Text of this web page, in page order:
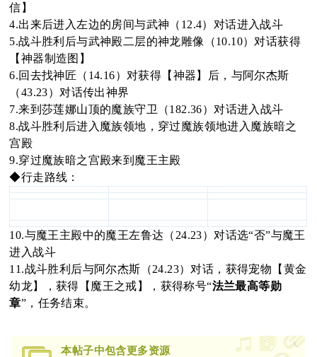
oa
rd
信】
4.出来后进入左边的房间与武神（12.4）对话进入战斗
5.战斗胜利后与武神殿二层的神龙雕像（10.10）对话获得
【神器制造图】
6.回去找神匠（14.16）对获得【神器】后，与阿尔杰斯
（43.23）对话传出神界
7.来到莎莲娜山顶的魔族守卫（182.36）对话进入战斗
8.战斗胜利后进入魔族领地，穿过魔族领地进入魔族暗之
宫殿
9.穿过魔族暗之宫殿来到魔王主殿
◆行走路线：
10.与魔王主殿中的魔王左鲁达（24.23）对话选“否”与魔王
进入战斗
11.战斗胜利后与阿尔杰斯（24.23）对话，获得宠物【黄金
幼龙】，获得【魔王之戒】，获得称号“法兰最高等勋
章”，任务结束。
本帖子中包含更多资源
x